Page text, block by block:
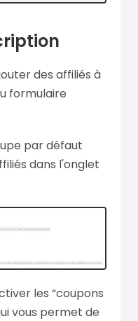
des affiliés à
formulaire
par défaut
dans l'onglet
les “coupons
vous permet de